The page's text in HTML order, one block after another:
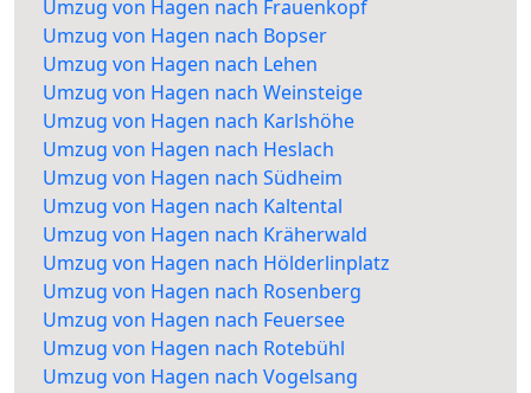
Umzug von Hagen nach Frauenkopf
Umzug von Hagen nach Bopser
Umzug von Hagen nach Lehen
Umzug von Hagen nach Weinsteige
Umzug von Hagen nach Karlshöhe
Umzug von Hagen nach Heslach
Umzug von Hagen nach Südheim
Umzug von Hagen nach Kaltental
Umzug von Hagen nach Kräherwald
Umzug von Hagen nach Hölderlinplatz
Umzug von Hagen nach Rosenberg
Umzug von Hagen nach Feuersee
Umzug von Hagen nach Rotebühl
Umzug von Hagen nach Vogelsang